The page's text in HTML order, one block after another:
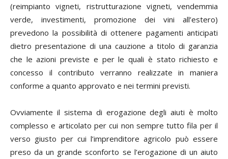
(reimpianto vigneti, ristrutturazione vigneti, vendemmia
verde, investimenti, promozione dei vini all’estero)
prevedono la possibilità di ottenere pagamenti anticipati
dietro presentazione di una cauzione a titolo di garanzia
che le azioni previste e per le quali è stato richiesto e
concesso il contributo verranno realizzate in maniera
conforme a quanto approvato e nei termini previsti.
Ovviamente il sistema di erogazione degli aiuti è molto
complesso e articolato per cui non sempre tutto fila per il
verso giusto per cui l’imprenditore agricolo può essere
preso da un grande sconforto se l’erogazione di un aiuto